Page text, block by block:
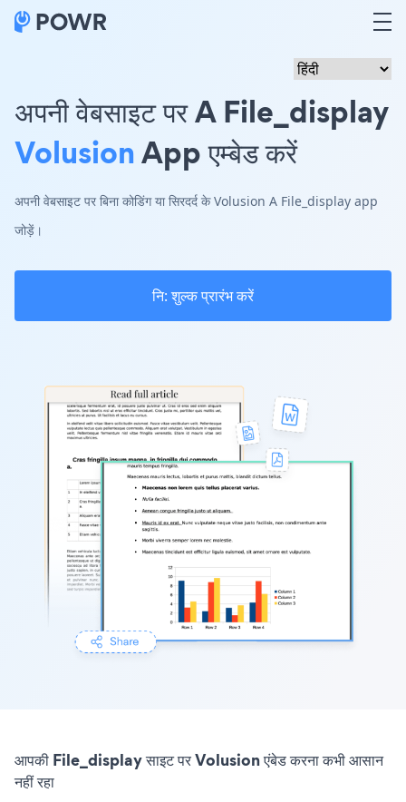
अपनी वेबसाइट पर A File_display
VolusionApp एम्बेड करें
अपनी वेबसाइट पर बिना कोडिंग या सिरदर्द के Volusion A File_display app
जोड़ें।
नि: शुल्क प्रारंभ करें
आपकी File_display साइट पर Volusion एंबेड करना कभी आसान
नहीं रहा